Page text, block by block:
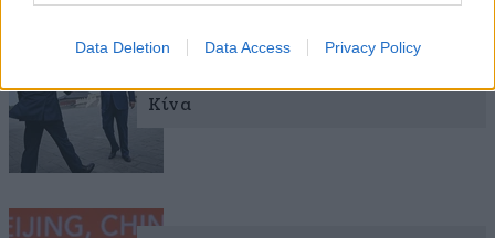
Data Deletion Data Access Privacy Policy
Τι έδειξε η επίσκεψη Τραμπ στο
Κίνα